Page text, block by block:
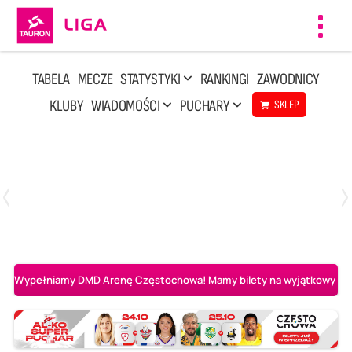
TABELA MECZE STATYSTYKI RANKINGI ZAWODNICY
KLUBY WIADOMOŚCI PUCHARY SKLEP
Wypełniamy DMD Arenę Częstochowa! Mamy bilety na wyjątkowy